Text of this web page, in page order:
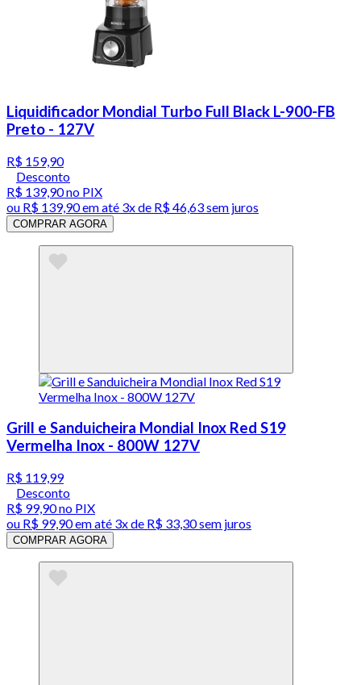
Liquidificador Mondial Turbo Full Black L-900-FB
Preto - 127V
R$ 159,90
Desconto
R$ 139,90no PIX
ou R$ 139,90em até 3x de R$ 46,63 sem juros
COMPRAR AGORA
Grill e Sanduicheira Mondial Inox Red S19
Vermelha Inox - 800W 127V
R$ 119,99
Desconto
R$ 99,90no PIX
ou R$ 99,90em até 3x de R$ 33,30 sem juros
COMPRAR AGORA